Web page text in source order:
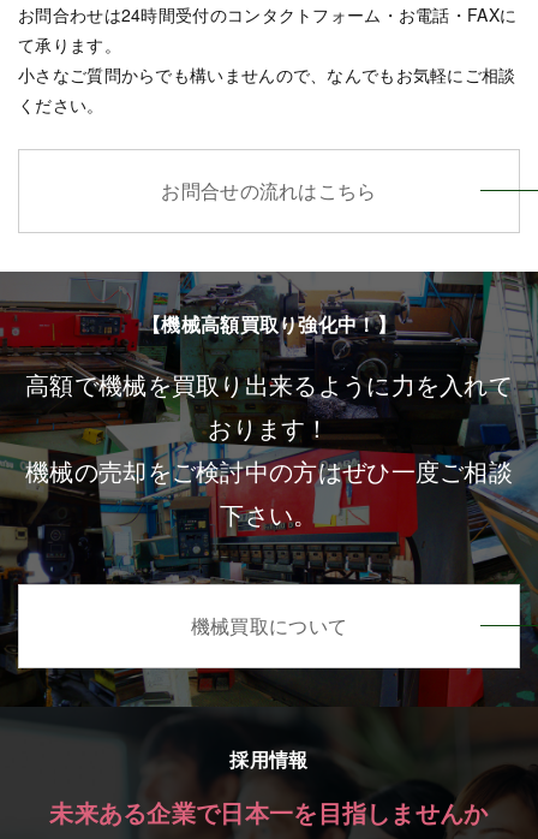
お問合わせは24時間受付のコンタクトフォーム・お電話・FAXに
て承ります。
小さなご質問からでも構いませんので、なんでもお気軽にご相談
ください。
お問合せの流れはこちら
【機械高額買取り強化中！】
高額で機械を買取り出来るように力を入れて
おります！
機械の売却をご検討中の方はぜひ一度ご相談
下さい。
機械買取について
採用情報
未来ある企業で日本一を目指しませんか